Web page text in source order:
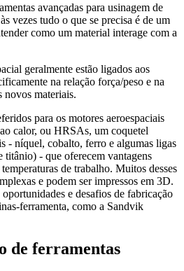
avançadas para usinagem de
vezes tudo o que se precisa é de um
como um material interage com a
geralmente estão ligados aos
na relação força/peso e na
novos materiais.
para os motores aeroespaciais
calor, ou HRSAs, um coquetel
- níquel, cobalto, ferro e algumas ligas
- que oferecem vantagens
de trabalho. Muitos desses
e podem ser impressos em 3D.
e desafios de fabricação
ferramenta, como a Sandvik
de ferramentas